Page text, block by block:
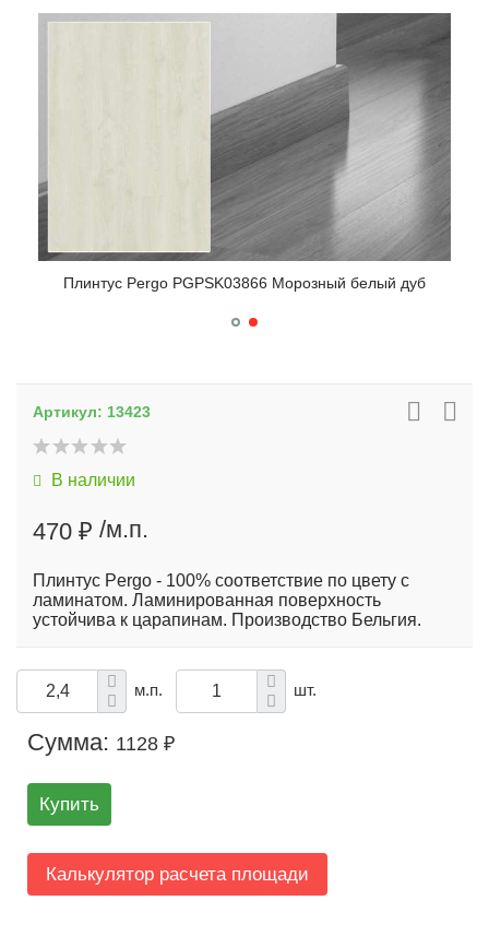
Плинтус Pergo PGPSK03866 Морозный белый дуб
Артикул: 13423
В наличии
470 ₽ /м.п.
Плинтус Pergo - 100% соответствие по цвету с
ламинатом. Ламинированная поверхность
устойчива к царапинам. Производство Бельгия.
м.п. шт.
Сумма: 1128 ₽
Купить
Калькулятор расчета площади